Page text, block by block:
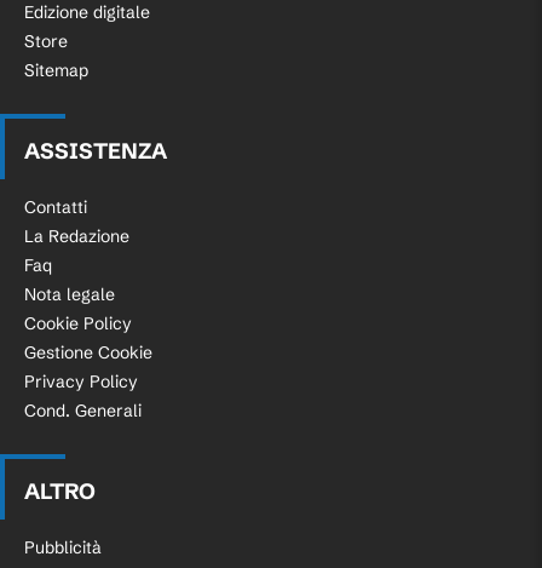
Edizione digitale
Store
Sitemap
ASSISTENZA
Contatti
La Redazione
Faq
Nota legale
Cookie Policy
Gestione Cookie
Privacy Policy
Cond. Generali
ALTRO
Pubblicità